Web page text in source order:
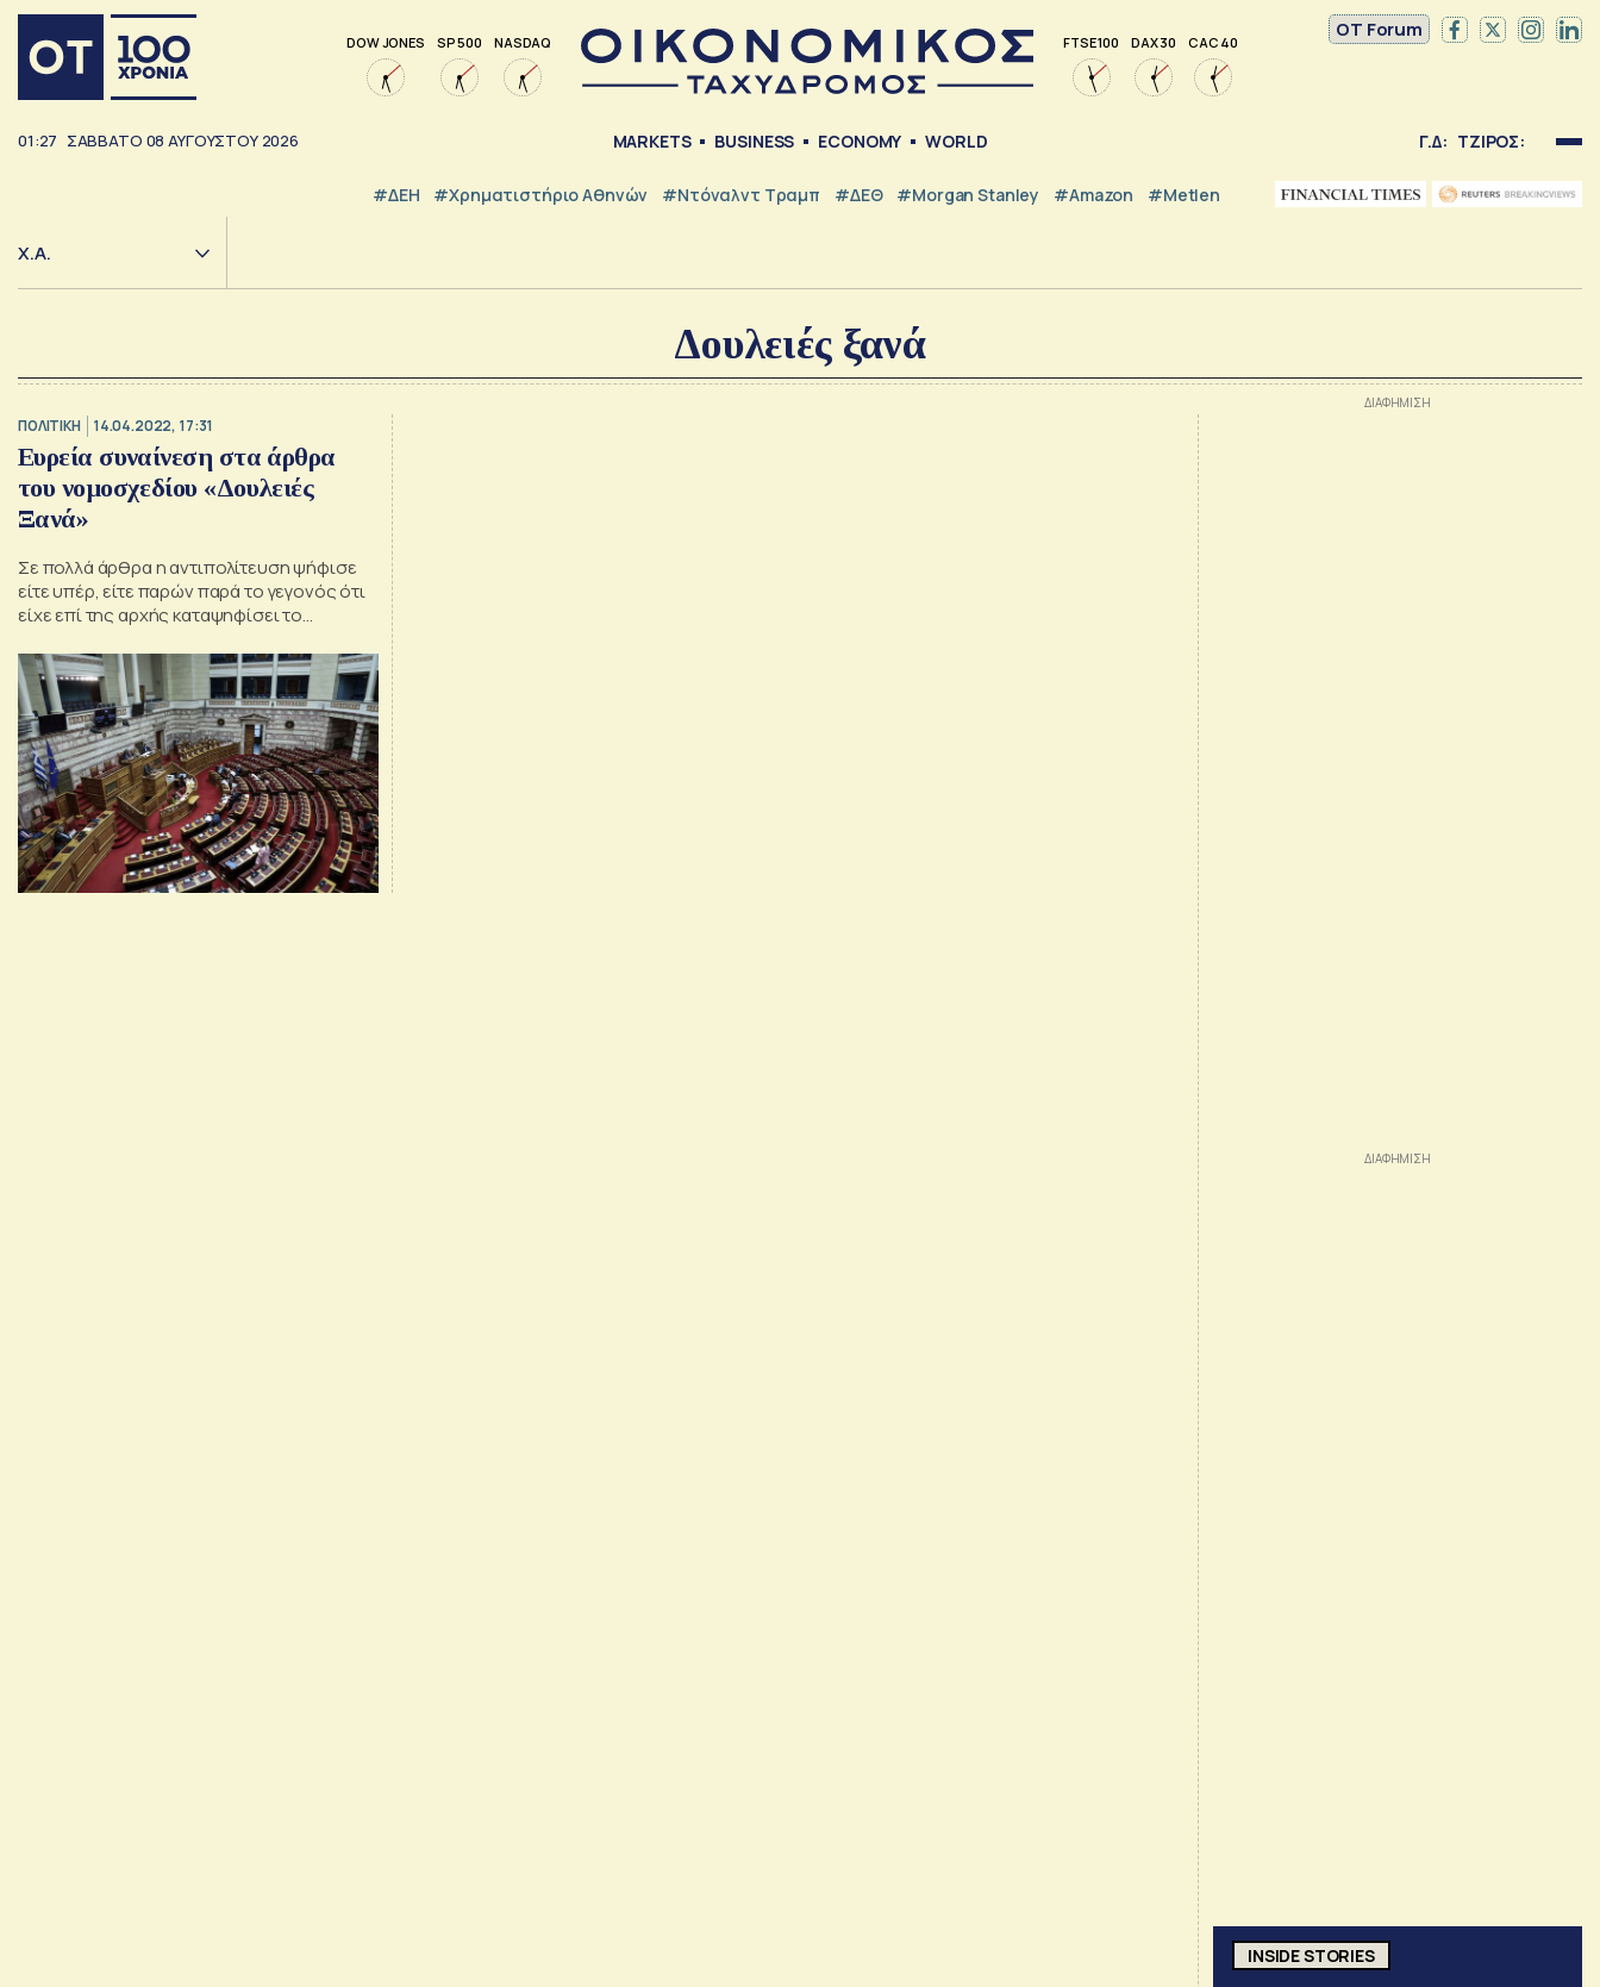
DOW JONES SP 500 NASDAQ FTSE 100 DAX 30 CAC 40
OT Forum
01:27 ΣΑΒΒΑΤΟ 08 ΑΥΓΟΥΣΤΟΥ 2026 MARKETS BUSINESS ECONOMY WORLD Γ.Δ: ΤΖΙΡΟΣ:
#ΔΕΗ #Χρηματιστήριο Αθηνών #Ντόναλντ Τραμπ #ΔΕΘ #Morgan Stanley #Amazon #Metlen
Χ.Α.
Δουλειές ξανά
ΠΟΛΙΤΙΚΗ 14.04.2022, 17:31
Ευρεία συναίνεση στα άρθρα
του νομοσχεδίου «Δουλειές
Ξανά»
Σε πολλά άρθρα η αντιπολίτευση ψήφισε
είτε υπέρ, είτε παρών παρά το γεγονός ότι
είχε επί της αρχής καταψηφίσει το
INSIDE STORIES